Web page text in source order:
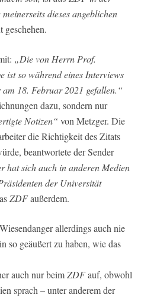
dieses angeblichen
geschehen.
„Die von Herrn Prof.
ist so während eines Interviews
18. Februar 2021 gefallen.“
dazu, sondern nur
Notizen“ von Metzger. Die
die Richtigkeit des Zitats
beantwortete der Sender
hat sich auch in anderen Medien
der Universität
ZDFaußerdem.
allerdings auch nie
so geäußert zu haben, wie das
auch nur beimZDFauf, obwohl
sprach – unter anderem der